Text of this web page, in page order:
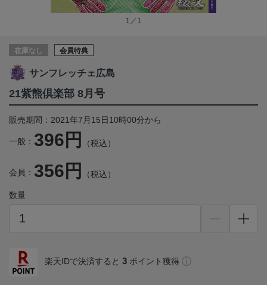
1／1
在庫なし 会員特典
サンフレッチェ広島
21紫熊倶楽部 8月号
販売期間：2021年7月15日10時00分から
一般： 396円 （税込）
会員： 356円 （税込）
数量
楽天IDで決済すると 3 ポイント獲得